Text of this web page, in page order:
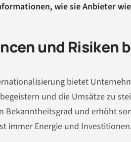
wie sie Anbieter
und Risiken
bietet
und die Umsätze zu
Bekanntheitsgrad und erhöht
immer Energie und